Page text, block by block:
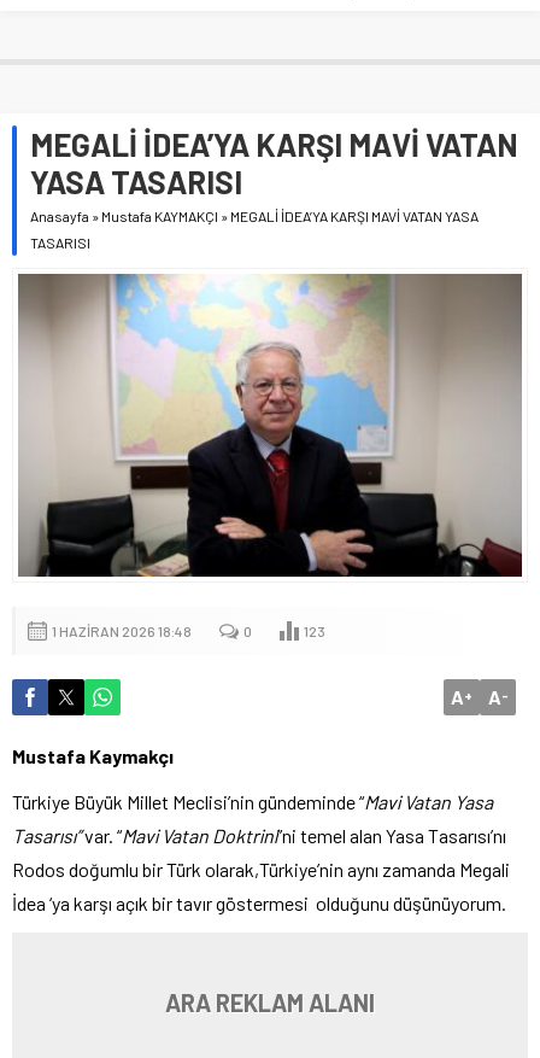
MEGALİ İDEA’YA KARŞI MAVİ VATAN
YASA TASARISI
Anasayfa » Mustafa KAYMAKÇI » MEGALİ İDEA’YA KARŞI MAVİ VATAN YASA
TASARISI
1 HAZIRAN 2026 18:48 0 123
A+ A-
Mustafa Kaymakçı
Türkiye Büyük Millet Meclisi’nin gündeminde “Mavi Vatan Yasa
Tasarısı”var. “Mavi Vatan Doktrini”ni temel alan Yasa Tasarısı’nı
Rodos doğumlu bir Türk olarak,Türkiye’nin aynı zamanda Megali
İdea ‘ya karşı açık bir tavır göstermesi olduğunu düşünüyorum.
ARA REKLAM ALANI